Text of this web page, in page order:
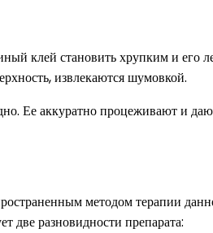
клей становить хрупким и его
извлекаются шумовкой.
Ее аккуратно процеживают и
методом терапии
две разновидности препарата: